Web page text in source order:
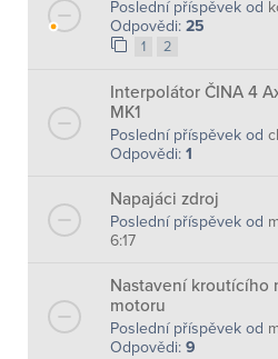
Poslední příspěvek od
Odpovědi: 25
1 2
Interpolátor ČINA 4
MK1
Poslední příspěvek od
Odpovědi: 1
Napajáci zdroj
Poslední příspěvek od
6:17
Nastavení kroutícího
motoru
Poslední příspěvek od
Odpovědi: 9